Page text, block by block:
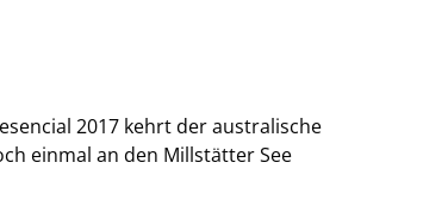
2017 kehrt der australische
einmal an den Millstätter See